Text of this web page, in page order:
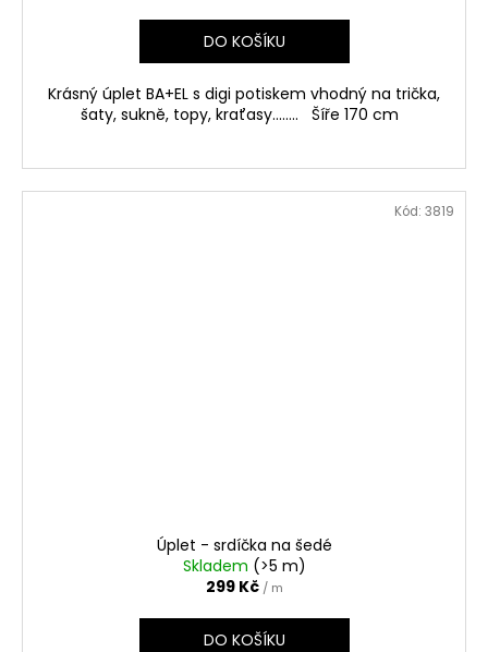
DO KOŠÍKU
Krásný úplet BA+EL s digi potiskem vhodný na trička,
šaty, sukně, topy, kraťasy........ Šíře 170 cm
Úplet - srdíčka na šedé
Skladem (>5 m)
299 Kč / m
DO KOŠÍKU
Kód: 3819